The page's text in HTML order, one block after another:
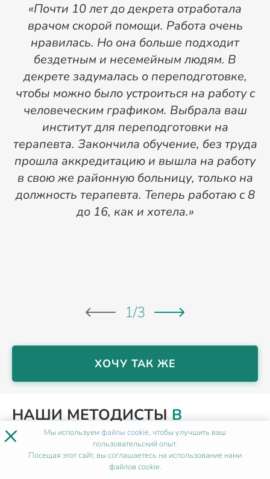
«Почти 10 лет до декрета отработала
врачом скорой помощи. Работа очень
нравилась. Но она больше подходит
бездетным и несемейным людям. В
декрете задумалась о переподготовке,
чтобы можно было устроиться на работу с
человеческим графиком. Выбрала ваш
институт для переподготовки на
терапевта. Закончила обучение, без труда
прошла аккредитацию и вышла на работу
в свою же районную больницу, только на
должность терапевта. Теперь работаю с 8
до 16, как и хотела.»
1/3
ХОЧУ ТАК ЖЕ
НАШИ МЕТОДИСТЫВ
ПЕТРОПАВЛОВСК-
КАМЧАТСКОМ
× Мы используемфайлы cookie, чтобы улучшить ваш
пользовательский опыт.
Посещая этот сайт, вы соглашаетесь на использование нами
файлов cookie.